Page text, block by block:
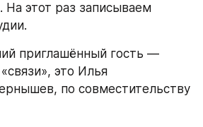
На этот раз записываем
приглашённый гость —
это Илья
по совместительству